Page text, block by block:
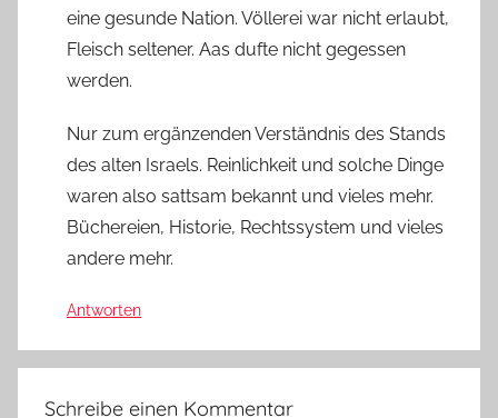
eine gesunde Nation. Völlerei war nicht erlaubt,
Fleisch seltener. Aas dufte nicht gegessen
werden.
Nur zum ergänzenden Verständnis des Stands
des alten Israels. Reinlichkeit und solche Dinge
waren also sattsam bekannt und vieles mehr.
Büchereien, Historie, Rechtssystem und vieles
andere mehr.
Antworten
Schreibe einen Kommentar